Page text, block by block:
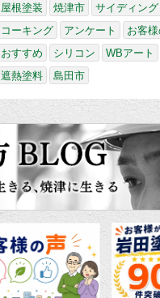
屋根塗装 焼津市 サイディング
コーキング アンケート お客
おすすめ シリコン WBアート
遮熱塗料 島田市